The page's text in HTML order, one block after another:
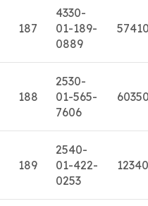
187
4330-
01-189-
0889
188
2530-
01-565-
7606
189
2540-
01-422-
0253